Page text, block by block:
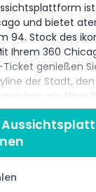
und bietet
94. Stock des
Ihrem 360
genießen
der Stadt,
wie Navy
Mile. Dieses
Stadt von über
der Windy
höchste